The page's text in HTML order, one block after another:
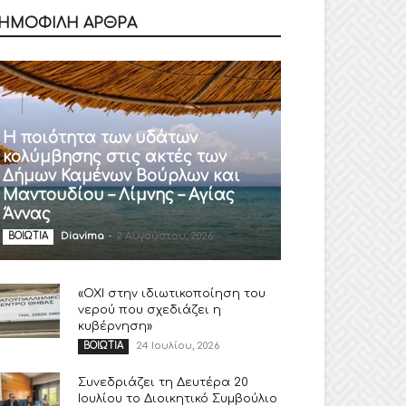
ΑΡΘΡΑ
Η ποιότητα των υδάτων
κολύμβησης στις ακτές των
Δήμων Καμένων Βούρλων και
Μαντουδίου – Λίμνης – Αγίας
Άννας
ΒΟΙΩΤΙΑ Diavima - 2 Αυγούστου, 2026
«ΟΧΙ στην ιδιωτικοποίηση του
νερού που σχεδιάζει η
κυβέρνηση»
ΒΟΙΩΤΙΑ 24 Ιουλίου, 2026
Συνεδριάζει τη Δευτέρα 20
Ιουλίου το Διοικητικό Συμβούλιο